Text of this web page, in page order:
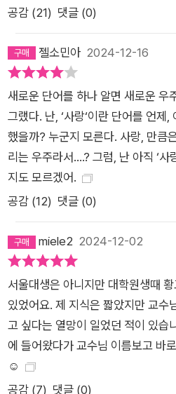
기도 하는 단어의 운명은 태어나면
의 삶을 연상하게 한다. 자주 쓰이
물리치는 장면에서는 인간의 권력관
세상의 흐름과 관계 속에 쓰이는 언
우리 개개인도 거대한 우주의 흐름
게 된다. 이처럼 《단어가 품은 세계
한 주제를 쉽게 접할 수 있는 시, 동
어원 속 단어를 통해 흥미진진하게
가야 하는가’에 대한 깨달음을 얻게 한다. 국어의 아름다
견하다 보면 말에 논리가 생기고 어휘에
용에 어려움을 겪거나 부족함을 인
아지고 있다. 어휘력에 대한 문제는
나 글의 맥락이 안 맞는 일로 이어지
사용하지 못하고 그 쓰임대로 활용
문제가 아니라 생활의 문제가 되었다. 저자는 《단어가 품
계》를 통해 말의 맥락을 이해하고
이끈다. 단어 하나를 잘못 해석하는
하는 거대한 문제에 봉착하거나, 사
가 갑자기 생기는 일이 벌어지고 심
공감 (21) 댓글 (0)
젤소민아 2024-12-16
새로운 단어를 하나 알면 새로운 우
그랬다. 난, ‘사랑‘이란 단어를 언제
했을까? 누군지 모른다. 사랑, 만큼
리는 우주라서....? 그럼, 난 아직 ‘사
지도 모르겠어.
공감 (12) 댓글 (0)
miele2 2024-12-02
서울대생은 아니지만 대학원생때
있었어요. 제 지식은 짧았지만 교수
고 싶다는 열망이 일었던 적이 있습
에 들어왔다가 교수님 이름보고 바
☺️
공감 (7) 댓글 (0)